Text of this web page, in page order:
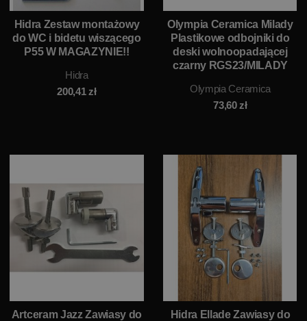
Hidra Zestaw montażowy
do WC i bidetu wiszącego
P55 W MAGAZYNIE!!
Hidra
200,41zł
Olympia Ceramica Milady
Plastikowe odbojniki do
deski wolnoopadającej
czarny RGS23/MILADY
Olympia Ceramica
73,60zł
Artceram Jazz Zawiasy do
Hidra Ellade Zawiasy do